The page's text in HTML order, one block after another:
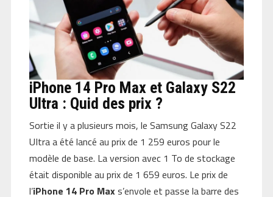
iPhone 14 Pro Max et Galaxy S22
Ultra : Quid des prix ?
Sortie il y a plusieurs mois, le Samsung Galaxy S22
UItra a été lancé au prix de 1 259 euros pour le
modèle de base. La version avec 1 To de stockage
était disponible au prix de 1 659 euros. Le prix de
l’iPhone 14 Pro Maxs’envole et passe la barre des